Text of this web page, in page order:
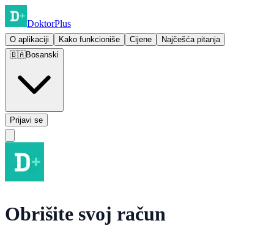
DoktorPlus
O aplikaciji Kako funkcioniše Cijene
Najčešća pitanja
🇧🇦Bosanski
Prijavi se
Obrišite svoj račun